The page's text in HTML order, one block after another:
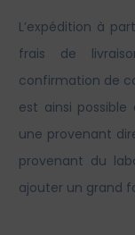
L’expédition à
frais de
confirmation de
est ainsi possible
une provenant
provenant du
ajouter un grand